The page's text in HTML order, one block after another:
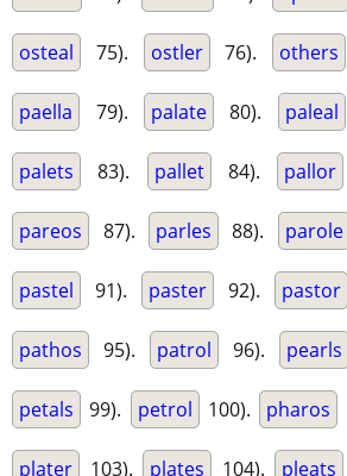
osteal 75). ostler 76). others
paella 79). palate 80). paleal
palets 83). pallet 84). pallor
pareos 87). parles 88). parole
pastel 91). paster 92). pastor
pathos 95). patrol 96). pearls
petals 99). petrol 100). pharos
plater 103). plates 104). pleats